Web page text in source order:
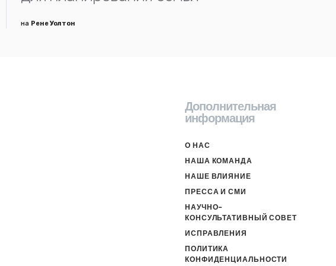
на Рене Уолтон
Дополнительная
информация
О НАС
НАША КОМАНДА
НАШЕ ВЛИЯНИЕ
ПРЕССА И СМИ
НАУЧНО-
КОНСУЛЬТАТИВНЫЙ СОВЕТ
ИСПРАВЛЕНИЯ
ПОЛИТИКА
КОНФИДЕНЦИАЛЬНОСТИ